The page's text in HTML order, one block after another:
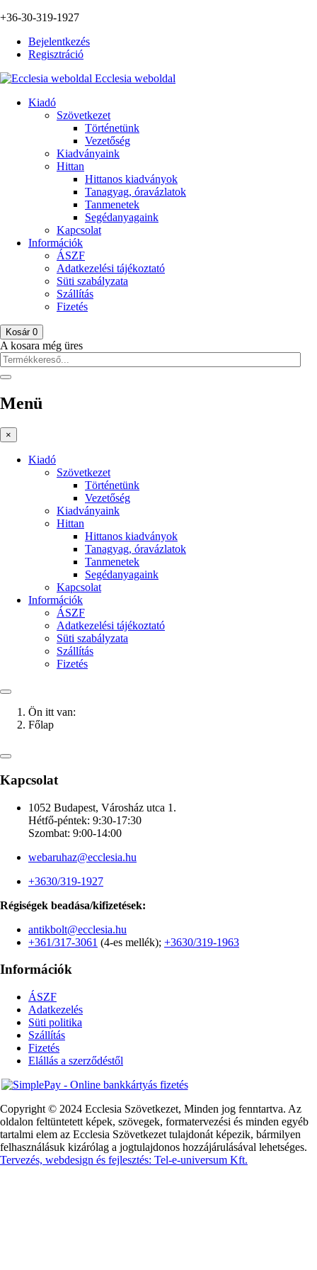
+36-30-319-1927
Bejelentkezés
Regisztráció
Ecclesia weboldal
Kiadó
Szövetkezet
Történetünk
Vezetőség
Kiadványaink
Hittan
Hittanos kiadványok
Tanagyag, óravázlatok
Tanmenetek
Segédanyagaink
Kapcsolat
Információk
ÁSZF
Adatkezelési tájékoztató
Süti szabályzata
Szállítás
Fizetés
Kosár 0
A kosara még üres
Menü
×
Kiadó
Szövetkezet
Történetünk
Vezetőség
Kiadványaink
Hittan
Hittanos kiadványok
Tanagyag, óravázlatok
Tanmenetek
Segédanyagaink
Kapcsolat
Információk
ÁSZF
Adatkezelési tájékoztató
Süti szabályzata
Szállítás
Fizetés
Ön itt van:
Főlap
Kapcsolat
1052 Budapest, Városház utca 1.
Hétfő-péntek: 9:30-17:30
Szombat: 9:00-14:00
webaruhaz@ecclesia.hu
+3630/319-1927
Régiségek beadása/kifizetések:
antikbolt@ecclesia.hu
+361/317-3061 (4-es mellék); +3630/319-1963
Információk
ÁSZF
Adatkezelés
Süti politika
Szállítás
Fizetés
Elállás a szerződéstől
Copyright © 2024 Ecclesia Szövetkezet, Minden jog fenntartva. Az
oldalon feltüntetett képek, szövegek, formatervezési és minden egyéb
tartalmi elem az Ecclesia Szövetkezet tulajdonát képezik, bármilyen
felhasználásuk kizárólag a jogtulajdonos hozzájárulásával lehetséges.
Tervezés, webdesign és fejlesztés: Tel-e-universum Kft.